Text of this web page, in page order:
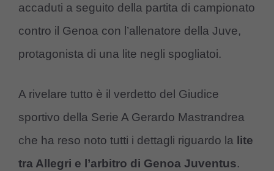
accaduti a seguito della partita di campionato
contro il Genoa con l’allenatore della Juve,
protagonista di una lite negli spogliatoi.
A rivelare tutto è il verdetto del Giudice
sportivo della Serie A Gerardo Mastrandrea
che ha reso noto tutti i dettagli riguardo la lite
tra Allegri e l’arbitro di Genoa Juventus.